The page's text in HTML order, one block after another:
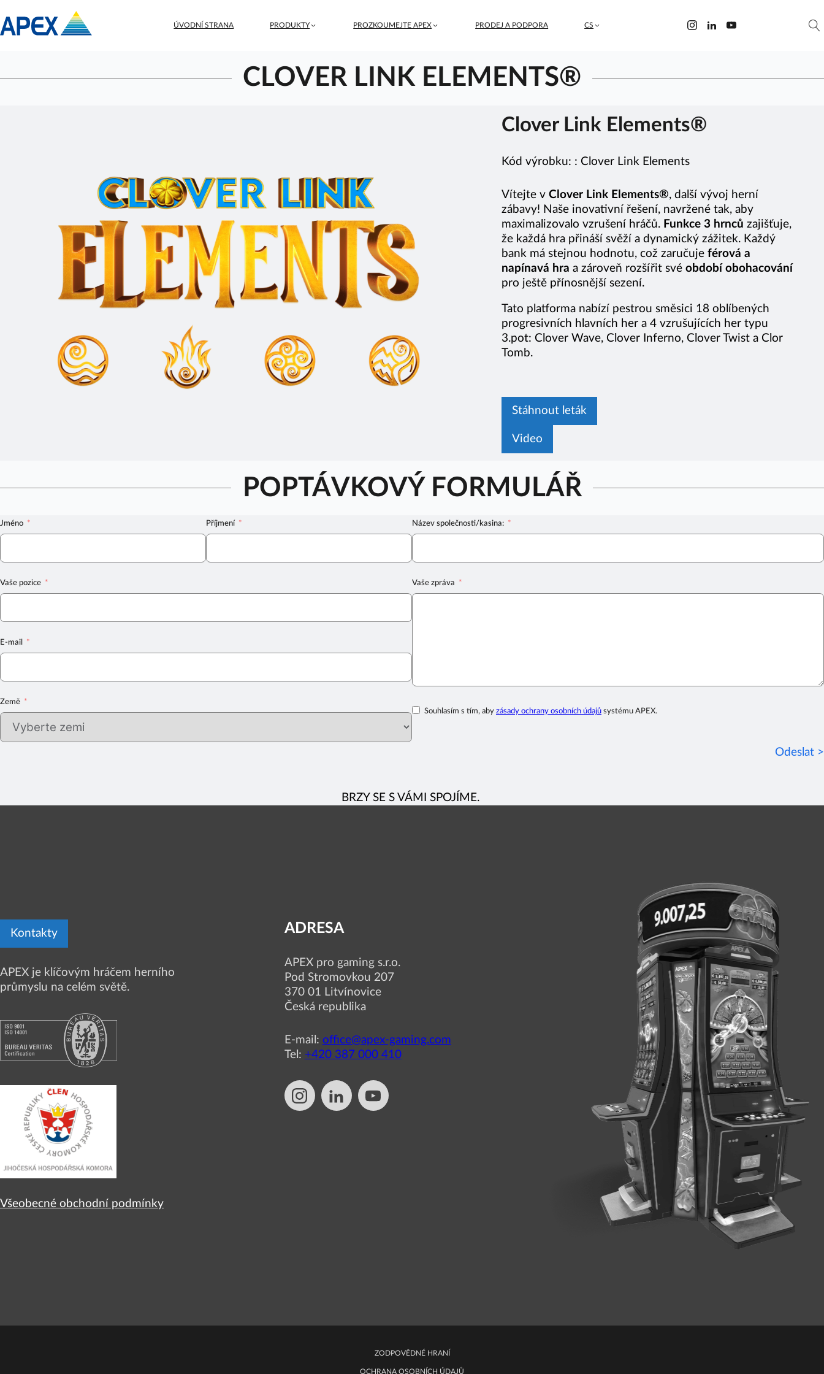
ÚVODNÍ STRANA PRODUKTY PROZKOUMEJTE APEX PRODEJ A PODPORA CS
CLOVER LINK ELEMENTS®
Clover Link Elements®
Kód výrobku: : Clover Link Elements
Vítejte vClover Link Elements®, další vývoj herní
zábavy! Naše inovativní řešení, navržené tak, aby
maximalizovalo vzrušení hráčů. Funkce 3 hrnců zajišťuje,
že každá hra přináší svěží a dynamický zážitek. Každý
bank má stejnou hodnotu, což zaručujeférová a
napínavá hra a zároveň rozšířit svéobdobí obohacování
pro ještě přínosnější sezení.
Tato platforma nabízí pestrou směsici 18 oblíbených
progresivních hlavních her a 4 vzrušujících her typu
3.pot: Clover Wave, Clover Inferno, Clover Twist a Clor
Tomb.
Stáhnout leták
Video
POPTÁVKOVÝ FORMULÁŘ
Jméno Příjmení
Vaše pozice
E-mail
Země
Název společnosti/kasina:
Vaše zpráva
Souhlasím s tím, aby zásady ochrany osobních údajů systému APEX.
Odeslat >
BRZY SE S VÁMI SPOJÍME.
Kontakty
APEX je klíčovým hráčem herního
průmyslu na celém světě.
Všeobecné obchodní podmínky
ADRESA
APEX pro gaming s.r.o.
Pod Stromovkou 207
370 01 Litvínovice
Česká republika
E-mail: office@apex-gaming.com
Tel: +420 387 000 410
ZODPOVĚDNÉ HRANÍ
OCHRANA OSOBNÍCH ÚDAJŮ